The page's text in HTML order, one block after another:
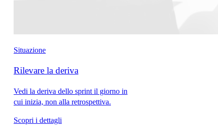
Situazione
Rilevare la deriva
Vedi la deriva dello sprint il giorno in
cui inizia, non alla retrospettiva.
Scopri i dettagli